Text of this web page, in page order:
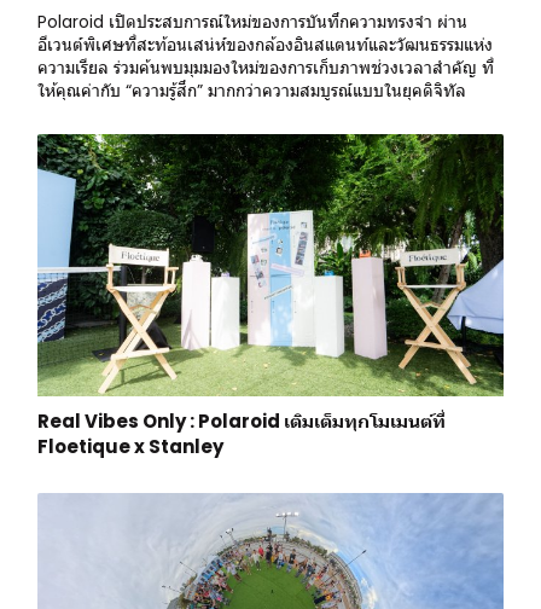
Polaroid เปิดประสบการณ์ใหม่ของการบันทึกความทรงจำ ผ่าน
อีเวนต์พิเศษที่สะท้อนเสน่ห์ของกล้องอินสแตนท์และวัฒนธรรมแห่ง
ความเรียล ร่วมค้นพบมุมมองใหม่ของการเก็บภาพช่วงเวลาสำคัญ ที่
ให้คุณค่ากับ “ความรู้สึก” มากกว่าความสมบูรณ์แบบในยุคดิจิทัล
Real Vibes Only : Polaroid เติมเต็มทุกโมเมนต์ที่
Floetique x Stanley